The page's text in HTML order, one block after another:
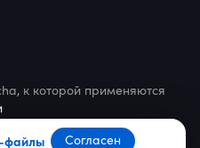
файлы Согласен
к которой применяются